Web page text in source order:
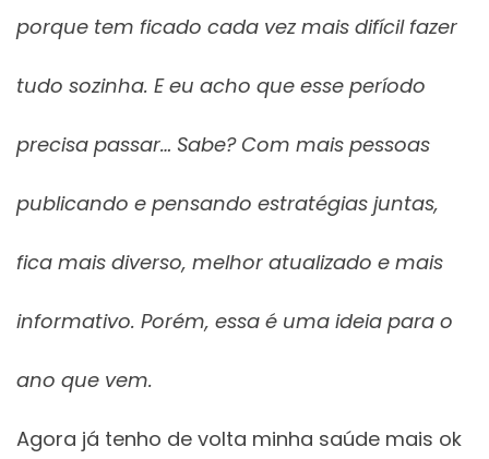
porque tem ficado cada vez mais difícil fazer
tudo sozinha. E eu acho que esse período
precisa passar… Sabe? Com mais pessoas
publicando e pensando estratégias juntas,
fica mais diverso, melhor atualizado e mais
informativo. Porém, essa é uma ideia para o
ano que vem.
Agora já tenho de volta minha saúde mais ok